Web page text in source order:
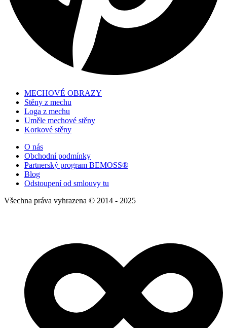
MECHOVÉ OBRAZY
Stěny z mechu
Loga z mechu
Uměle mechové stěny
Korkové stěny
O nás
Obchodní podmínky
Partnerský program BEMOSS®
Blog
Odstoupení od smlouvy tu
Všechna práva vyhrazena © 2014 - 2025